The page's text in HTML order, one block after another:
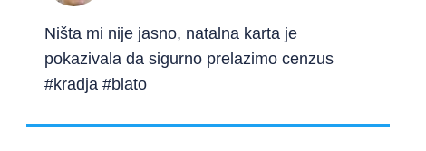
Ništa mi nije jasno, natalna karta je
pokazivala da sigurno prelazimo cenzus
#kradja #blato